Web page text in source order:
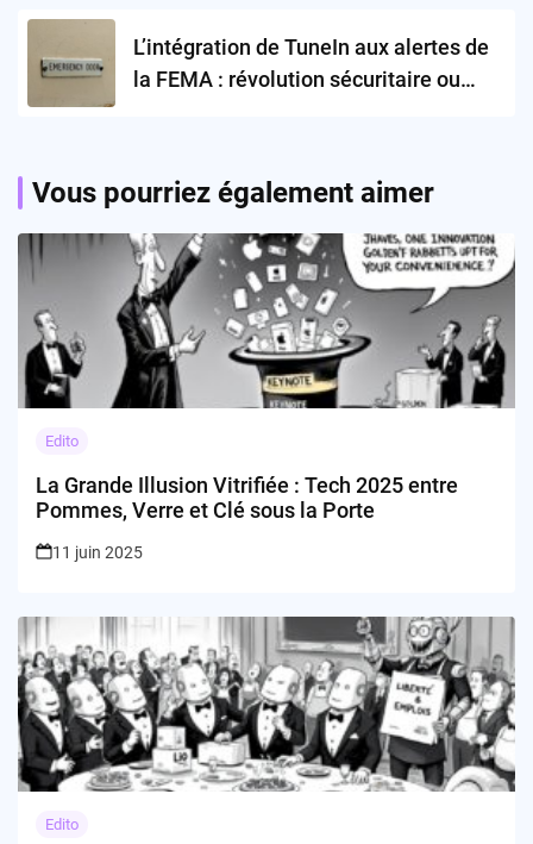
L’intégration de TuneIn aux alertes de
la FEMA : révolution sécuritaire ou
Vous pourriez également aimer
Edito
La Grande Illusion Vitrifiée : Tech 2025 entre
Pommes, Verre et Clé sous la Porte
11 juin 2025
Edito